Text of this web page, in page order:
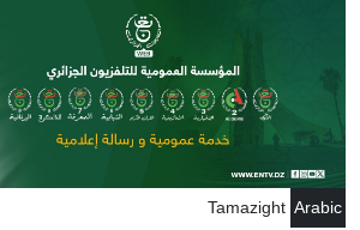
تجاوز إلى المحتوى الرئيسي
Arabic
Tamazight